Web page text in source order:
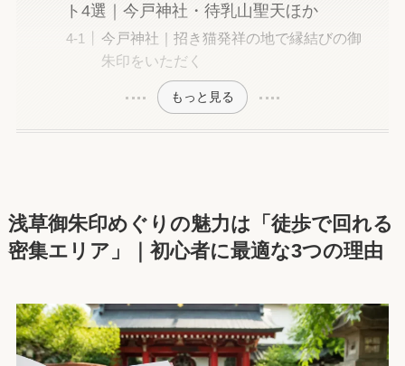
ト4選｜今戸神社・待乳山聖天ほか
今戸神社｜招き猫発祥の地で縁結びの御
朱印をいただく
もっと見る
浅草御朱印めぐりの魅力は「徒歩で回れる
密集エリア」｜初心者に最適な3つの理由